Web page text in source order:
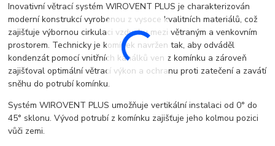
Inovativní větrací systém WIROVENT PLUS je charakterizován
moderní konstrukcí vyrobenou z vysoce kvalitních materiálů, což
zajišťuje výbornou cirkulaci vzduchu mezi větraným a venkovním
prostorem. Technicky je komínek navržen tak, aby odváděl
kondenzát pomocí vnitřních kanálků ven z komínku a zároveň
zajišťoval optimální větrací výkon a ochranu proti zatečení a zavátí
sněhu do potrubí komínku.
Systém WIROVENT PLUS umožňuje vertikální instalaci od 0° do
45° sklonu. Vývod potrubí z komínku zajišťuje jeho kolmou pozici
vůči zemi.